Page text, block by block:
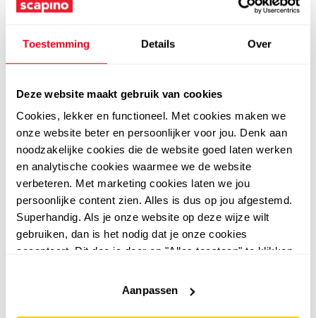
Toestemming Details Over
Deze website maakt gebruik van cookies
Cookies, lekker en functioneel. Met cookies maken we
onze website beter en persoonlijker voor jou. Denk aan
noodzakelijke cookies die de website goed laten werken
en analytische cookies waarmee we de website
verbeteren. Met marketing cookies laten we jou
persoonlijke content zien. Alles is dus op jou afgestemd.
Superhandig. Als je onze website op deze wijze wilt
gebruiken, dan is het nodig dat je onze cookies
accepteert. Dit doe je door op "Alles toestaan" te klikken.
website niet optimaal functioneert.
Aanpassen